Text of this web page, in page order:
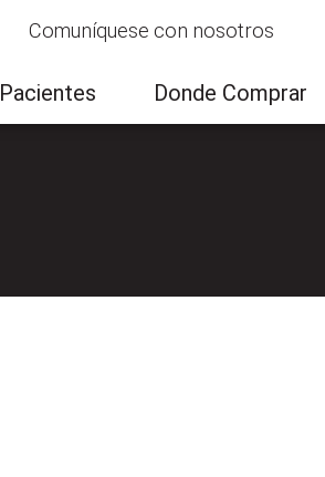
Comuníquese con nosotros
Pacientes Donde Comprar
Donde